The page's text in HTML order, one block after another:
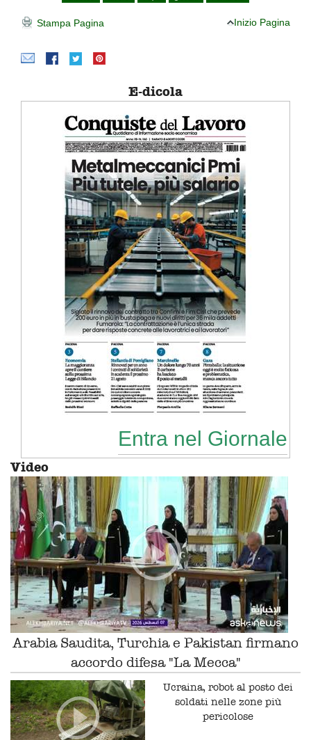
Stampa Pagina Inizio Pagina
E-dicola
Entra nel Giornale
Video
Arabia Saudita, Turchia e Pakistan firmano
accordo difesa "La Mecca"
Ucraina, robot al posto dei
soldati nelle zone più
pericolose